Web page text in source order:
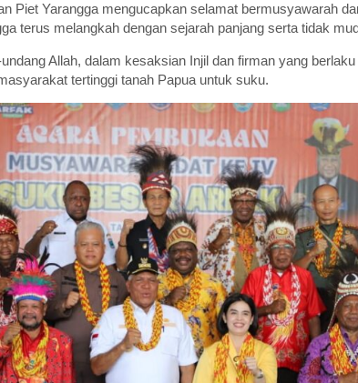
Piet Yarangga mengucapkan selamat bermusyawarah
terus melangkah dengan sejarah panjang serta tidak
Allah, dalam kesaksian Injil dan firman yang
tertinggi tanah Papua untuk suku.